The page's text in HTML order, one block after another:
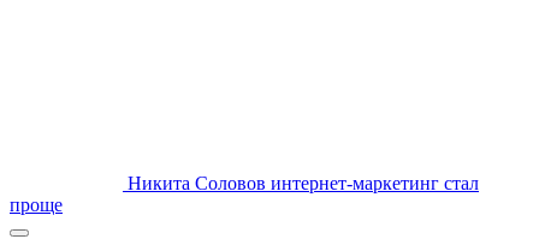
Никита Соловов интернет-маркетинг стал
проще